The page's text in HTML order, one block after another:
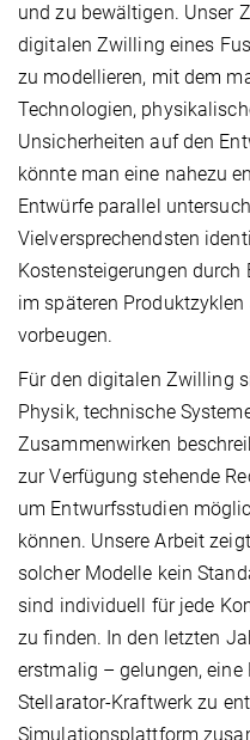
und zu bewältigen. Unser
digitalen Zwilling eines
zu modellieren, mit dem
Technologien,
Unsicherheiten auf den
könnte man eine nahezu
Entwürfe parallel
Vielversprechendsten
Kostensteigerungen
im späteren
vorbeugen.
Für den digitalen Zwilling
Physik, technische
Zusammenwirken
zur Verfügung stehende
um Entwurfsstudien
können. Unsere Arbeit
solcher Modelle kein
sind individuell für jede
zu finden. In den letzten
erstmalig – gelungen, eine
Stellarator-Kraftwerk zu
Simulationsplattform